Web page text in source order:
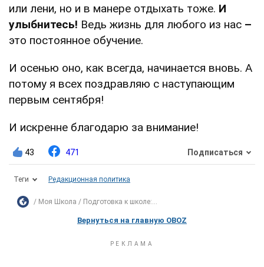
или лени, но и в манере отдыхать тоже. И
улыбнитесь! Ведь жизнь для любого из нас –
это постоянное обучение.
И осенью оно, как всегда, начинается вновь. А
потому я всех поздравляю с наступающим
первым сентября!
И искренне благодарю за внимание!
43 471 Подписаться
Теги Редакционная политика
Моя Школа Подготовка к школе:...
Вернуться на главную OBOZ